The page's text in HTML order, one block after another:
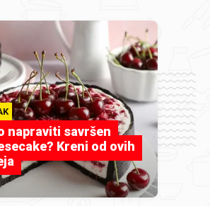
napraviti savršen
Kreni od ovih